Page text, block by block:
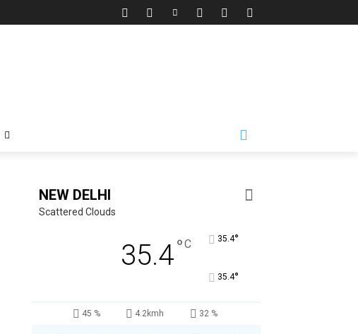
NEW DELHI
Scattered Clouds
35.4°C 35.4°
35.4°
45 % 4.2kmh 32 %